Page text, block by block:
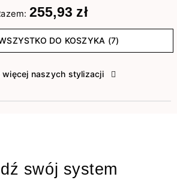
255,93 zł
DO KOSZYKA (7)
więcej naszych stylizacji
swój system